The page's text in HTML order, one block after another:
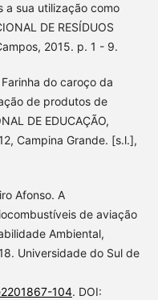
a sua utilização como
DE RESÍDUOS
2015. p. 1 - 9.
do caroço da
de produtos de
DE EDUCAÇÃO,
Campina Grande. [s.l.],
Afonso. A
de aviação
Ambiental,
Universidade do Sul de
104. DOI: